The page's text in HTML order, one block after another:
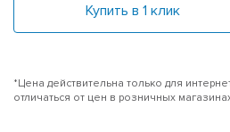
Купить в 1 клик
*Цена действительна только для
отличаться от цен в розничных